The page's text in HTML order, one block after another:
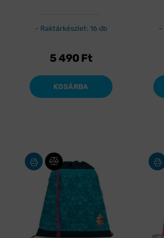
Raktárkészlet: 16 db
5 490 Ft
KOSÁRBA